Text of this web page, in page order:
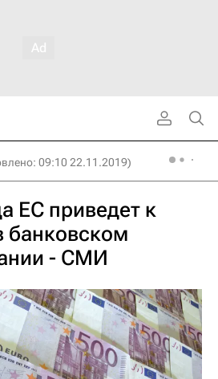
09:10 22.11.2019)
ЕС приведет к
банковском
- СМИ